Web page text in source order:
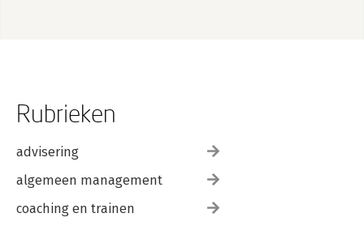
Rubrieken
advisering
algemeen management
coaching en trainen